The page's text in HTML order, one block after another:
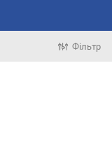
Фільтр